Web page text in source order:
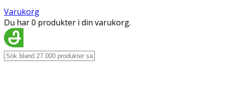
Varukorg
Du har 0 produkter i din varukorg.